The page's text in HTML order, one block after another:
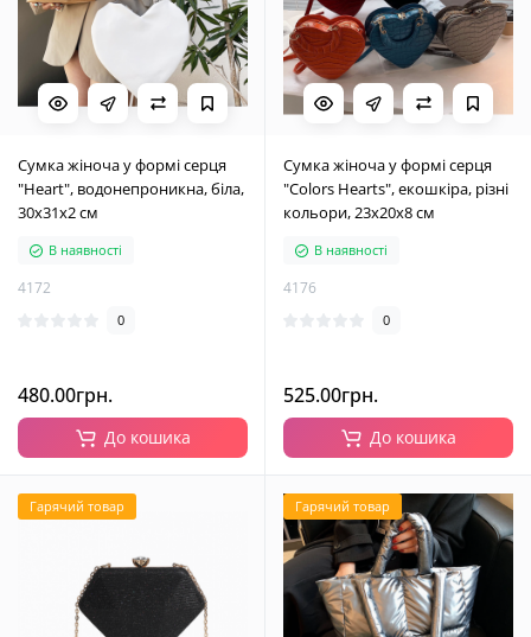
Сумка жіноча у формі серця
"Heart", водонепроникна, біла,
30х31х2 см
В наявності
4172
0
480.00грн.
До кошика
Сумка жіноча у формі серця
"Colors Hearts", екошкіра, різні
кольори, 23х20х8 см
В наявності
4176
0
525.00грн.
До кошика
Гарячий товар Гарячий товар